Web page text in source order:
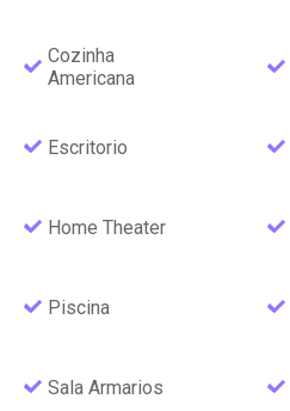
Cozinha
Americana
Escritorio
Home Theater
Piscina
Sala Armarios